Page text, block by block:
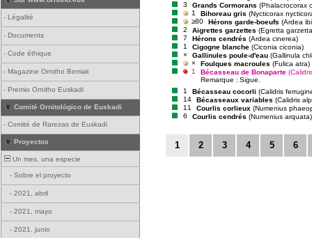
- Légalité
- Documents
- Code éthique
- Magazine Ornitho Berriak
- Premio Ornitho Euskadi
Comité Ornitológico de Euskadi
- Comité de Rarezas de Euskadi
Proyectos
Un mes, una especie
- Sobre el proyecto
- 2021, abril
- 2021, mayo
- 2021, junio
3
Grands Cormorans (Phalacrocorax
1
Bihoreau gris (Nycticorax
≥80
Hérons garde-boeufs (Ardea
2
Aigrettes garzettes (Egretta
7
Hérons cendrés (Ardea cinerea)
1
Cigogne blanche (Ciconia ciconia)
×
Gallinules poule-d'eau (Gallinula
×
Foulques macroules (Fulica atra)
1
Bécasseau de Bonaparte
Remarque : Sigue.
1
Bécasseau cocorli (Calidris
14
Bécasseaux variables (Calidris
11
Courlis corlieux (Numenius
6
Courlis cendrés (Numenius arquata)
1 2 3 4 5 6